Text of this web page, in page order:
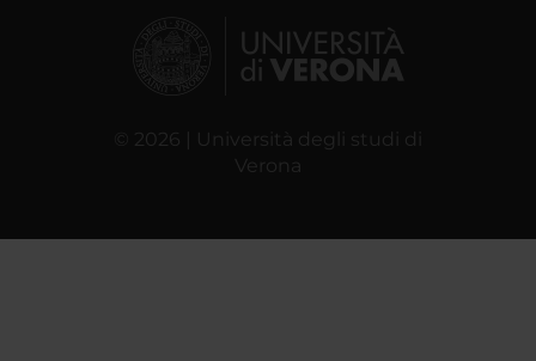
© 2026 | Università degli studi di
Verona